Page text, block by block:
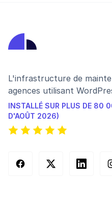
L'infrastructure de
agences utilisant
INSTALLÉ SUR PLUS DE 80
D'AOÛT 2026)
FacebookX (Twitter)